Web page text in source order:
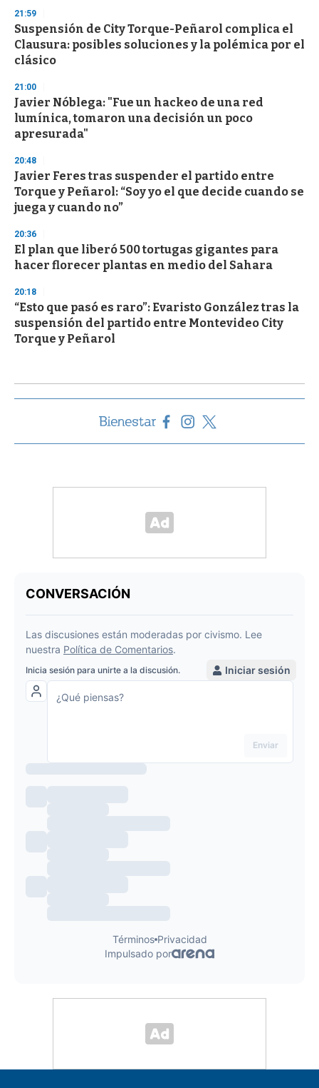
21:59
Suspensión de City Torque-Peñarol complica el
Clausura: posibles soluciones y la polémica por el
clásico
21:00
Javier Nóblega: "Fue un hackeo de una red
lumínica, tomaron una decisión un poco
apresurada"
20:48
Javier Feres tras suspender el partido entre
Torque y Peñarol: “Soy yo el que decide cuando se
juega y cuando no”
20:36
El plan que liberó 500 tortugas gigantes para
hacer florecer plantas en medio del Sahara
20:18
“Esto que pasó es raro”: Evaristo González tras la
suspensión del partido entre Montevideo City
Torque y Peñarol